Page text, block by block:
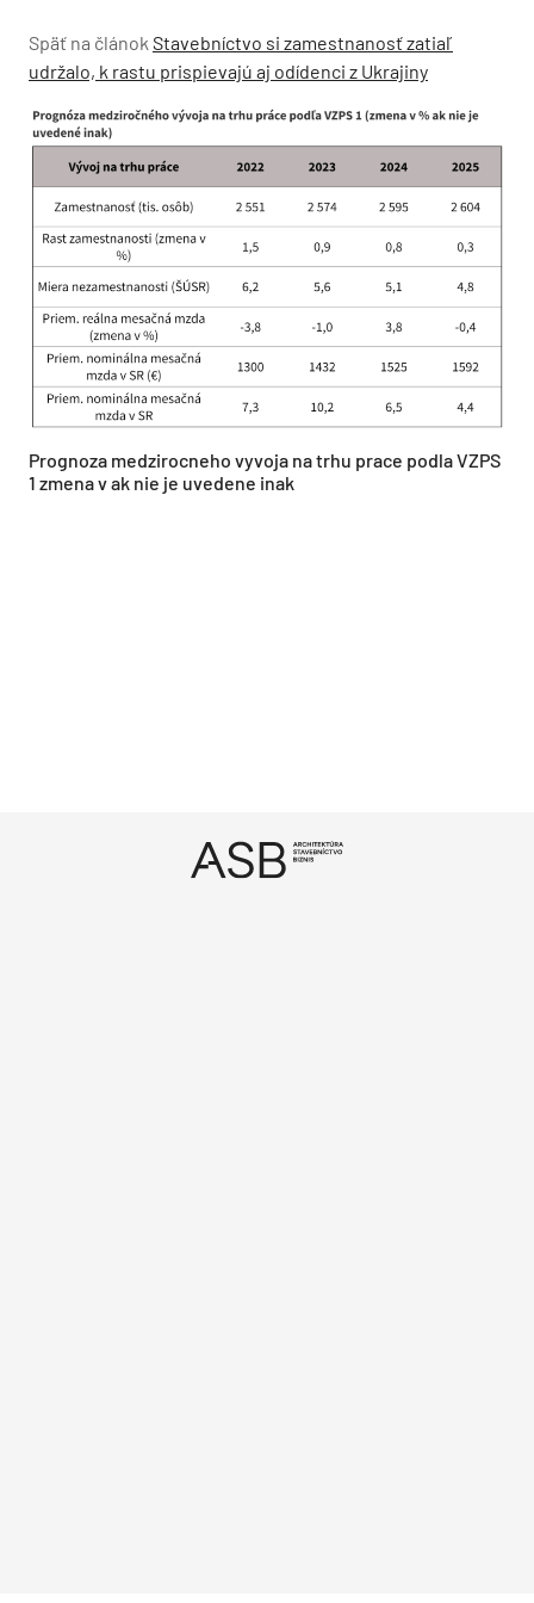
Späť na článok Stavebníctvo si zamestnanosť zatiaľ
udržalo, k rastu prispievajú aj odídenci z Ukrajiny
Prognoza medzirocneho vyvoja na trhu prace podla VZPS
1 zmena v ak nie je uvedene inak